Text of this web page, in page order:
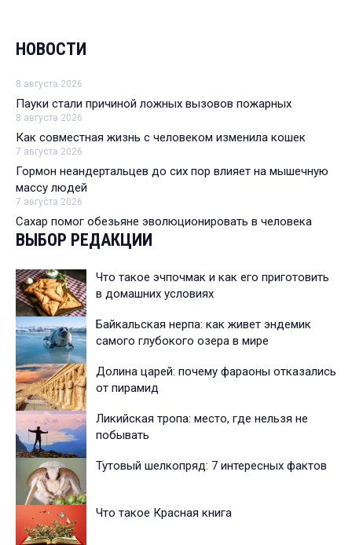
НОВОСТИ
8 августа 2026
Пауки стали причиной ложных вызовов пожарных
8 августа 2026
Как совместная жизнь с человеком изменила кошек
7 августа 2026
Гормон неандертальцев до сих пор влияет на мышечную
массу людей
7 августа 2026
Сахар помог обезьяне эволюционировать в человека
ВЫБОР РЕДАКЦИИ
Что такое эчпочмак и как его приготовить
в домашних условиях
Байкальская нерпа: как живет эндемик
самого глубокого озера в мире
Долина царей: почему фараоны отказались
от пирамид
Ликийская тропа: место, где нельзя не
побывать
Тутовый шелкопряд: 7 интересных фактов
Что такое Красная книга